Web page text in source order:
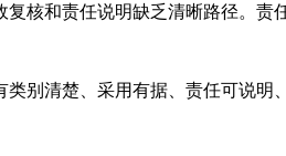
核和责任说明缺乏清晰路径。责
别清楚、采用有据、责任可说明